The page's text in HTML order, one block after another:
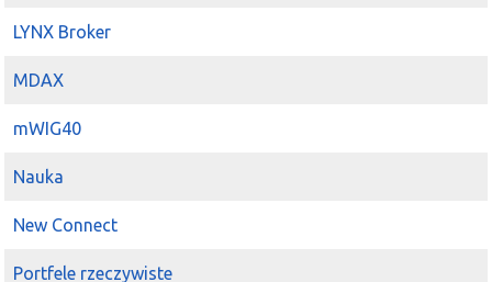
LYNX Broker
MDAX
mWIG40
Nauka
New Connect
Portfele rzeczywiste